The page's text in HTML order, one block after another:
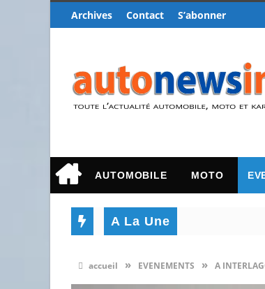
Archives Contact S’abonner
AUTOMOBILE MOTO
A La Une
accueil » EVENEMENTS » A